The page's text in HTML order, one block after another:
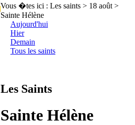
Vous �tes ici : Les saints > 18 août >
Sainte Hélène
Aujourd'hui
Hier
Demain
Tous les saints
Les Saints
Sainte Hélène